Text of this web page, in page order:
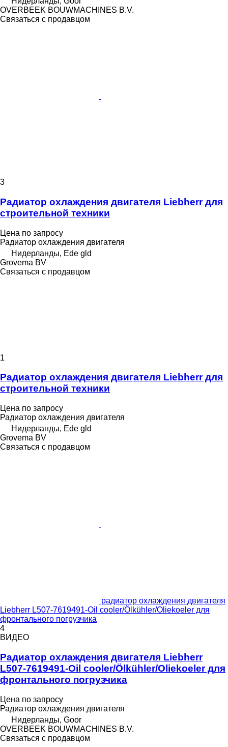
OVERBEEK BOUWMACHINES B.V.
Связаться с продавцом
3
Радиатор охлаждения двигателя Liebherr для
строительной техники
Цена по запросу
Радиатор охлаждения двигателя
Нидерланды, Ede gld
Grovema BV
Связаться с продавцом
1
Радиатор охлаждения двигателя Liebherr для
строительной техники
Цена по запросу
Радиатор охлаждения двигателя
Нидерланды, Ede gld
Grovema BV
Связаться с продавцом
радиатор охлаждения двигателя
Liebherr L507-7619491-Oil cooler/Ölkühler/Oliekoeler для
фронтального погрузчика
4
ВИДЕО
Радиатор охлаждения двигателя Liebherr
L507-7619491-Oil cooler/Ölkühler/Oliekoeler для
фронтального погрузчика
Цена по запросу
Радиатор охлаждения двигателя
Нидерланды, Goor
OVERBEEK BOUWMACHINES B.V.
Связаться с продавцом